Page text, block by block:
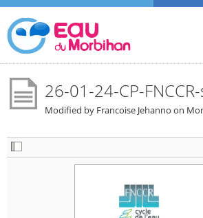
26-01-24-CP-
Modified by Francoise Jehanno on